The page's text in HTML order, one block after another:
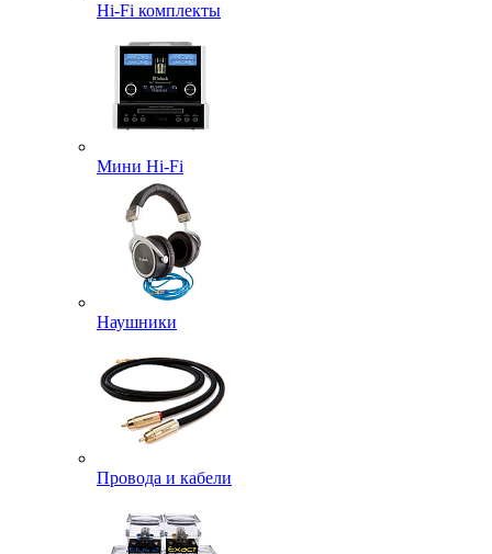
Hi-Fi комплекты
Мини Hi-Fi
Наушники
Провода и кабели